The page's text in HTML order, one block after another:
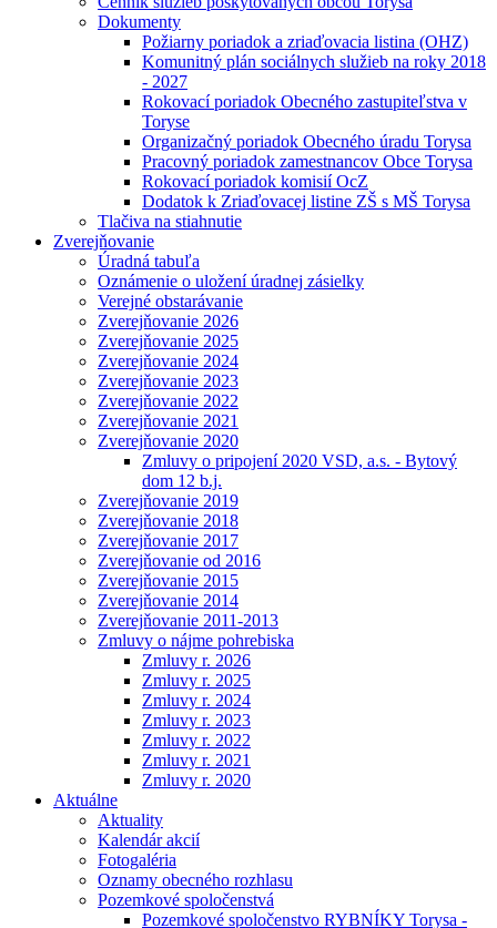
Dokumenty
Požiarny poriadok a zriaďovacia listina (OHZ)
Komunitný plán sociálnych služieb na roky 2018
- 2027
Rokovací poriadok Obecného zastupiteľstva v
Toryse
Organizačný poriadok Obecného úradu Torysa
Pracovný poriadok zamestnancov Obce Torysa
Rokovací poriadok komisií OcZ
Dodatok k Zriaďovacej listine ZŠ s MŠ Torysa
Tlačiva na stiahnutie
Zverejňovanie
Úradná tabuľa
Oznámenie o uložení úradnej zásielky
Verejné obstarávanie
Zverejňovanie 2026
Zverejňovanie 2025
Zverejňovanie 2024
Zverejňovanie 2023
Zverejňovanie 2022
Zverejňovanie 2021
Zverejňovanie 2020
Zmluvy o pripojení 2020 VSD, a.s. - Bytový
dom 12 b.j.
Zverejňovanie 2019
Zverejňovanie 2018
Zverejňovanie 2017
Zverejňovanie od 2016
Zverejňovanie 2015
Zverejňovanie 2014
Zverejňovanie 2011-2013
Zmluvy o nájme pohrebiska
Zmluvy r. 2026
Zmluvy r. 2025
Zmluvy r. 2024
Zmluvy r. 2023
Zmluvy r. 2022
Zmluvy r. 2021
Zmluvy r. 2020
Aktuálne
Aktuality
Kalendár akcií
Fotogaléria
Oznamy obecného rozhlasu
Pozemkové spoločenstvá
Pozemkové spoločenstvo RYBNÍKY Torysa -